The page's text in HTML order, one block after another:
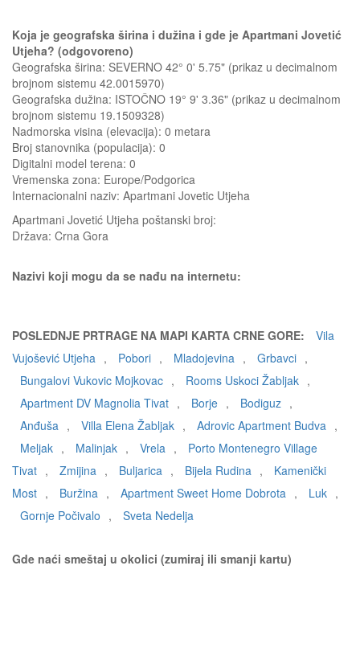
Koja je geografska širina i dužina i gde je Apartmani Jovetić
Utjeha? (odgovoreno)
Geografska širina: SEVERNO 42° 0' 5.75" (prikaz u decimalnom
brojnom sistemu 42.0015970)
Geografska dužina: ISTOČNO 19° 9' 3.36" (prikaz u decimalnom
brojnom sistemu 19.1509328)
Nadmorska visina (elevacija): 0 metara
Broj stanovnika (populacija): 0
Digitalni model terena: 0
Vremenska zona: Europe/Podgorica
Internacionalni naziv: Apartmani Jovetic Utjeha
Apartmani Jovetić Utjeha poštanski broj:
Država: Crna Gora
Nazivi koji mogu da se nađu na internetu:
POSLEDNJE PRTRAGE NA MAPI KARTA CRNE GORE:
Vila
Vujošević Utjeha , Pobori , Mladojevina , Grbavci ,
Bungalovi Vukovic Mojkovac , Rooms Uskoci Žabljak ,
Apartment DV Magnolia Tivat , Borje , Bodiguz ,
Anđuša , Villa Elena Žabljak , Adrovic Apartment Budva ,
Meljak , Malinjak , Vrela ,
Porto Montenegro Village
Tivat , Zmijina , Buljarica , Bijela Rudina ,
Kamenički
Most , Buržina , Apartment Sweet Home Dobrota , Luk ,
Gornje Počivalo , Sveta Nedelja
Gde naći smeštaj u okolici (zumiraj ili smanji kartu)